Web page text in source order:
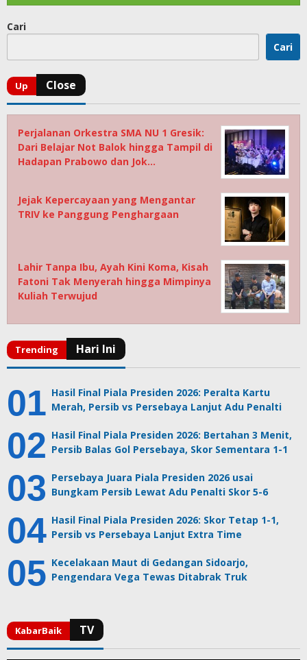
Cari
Cari
Perjalanan Orkestra SMA NU 1 Gresik:
Dari Belajar Not Balok hingga Tampil di
Hadapan Prabowo dan Jok…
Jejak Kepercayaan yang Mengantar
TRIV ke Panggung Penghargaan
Lahir Tanpa Ibu, Ayah Kini Koma, Kisah
Fatoni Tak Menyerah hingga Mimpinya
Kuliah Terwujud
Hasil Final Piala Presiden 2026: Peralta Kartu
Merah, Persib vs Persebaya Lanjut Adu Penalti
Hasil Final Piala Presiden 2026: Bertahan 3 Menit,
Persib Balas Gol Persebaya, Skor Sementara 1-1
Persebaya Juara Piala Presiden 2026 usai
Bungkam Persib Lewat Adu Penalti Skor 5-6
Hasil Final Piala Presiden 2026: Skor Tetap 1-1,
Persib vs Persebaya Lanjut Extra Time
Kecelakaan Maut di Gedangan Sidoarjo,
Pengendara Vega Tewas Ditabrak Truk